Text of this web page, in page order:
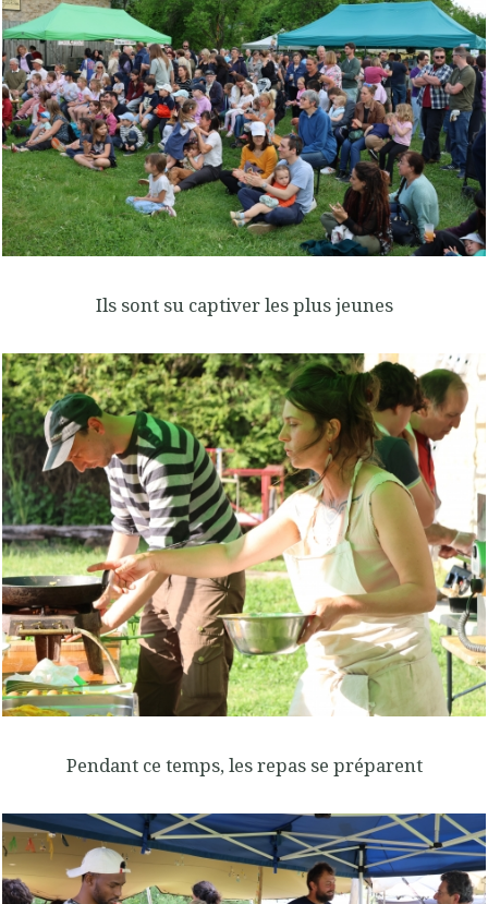
Ils sont su captiver les plus jeunes
Pendant ce temps, les repas se préparent